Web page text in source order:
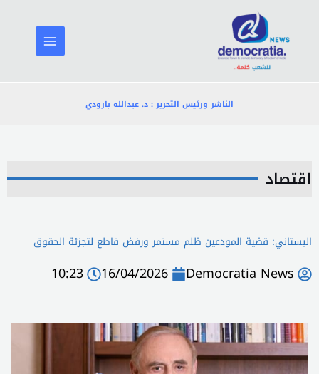
المحتوى
الناشر ورئيس التحرير : د. عبدالله بارودي
اقتصاد
البستاني: قضية المودعين ظلم مستمر ورفض قاطع لتجزئة الحقوق
Democratia News
16/04/2026
10:23